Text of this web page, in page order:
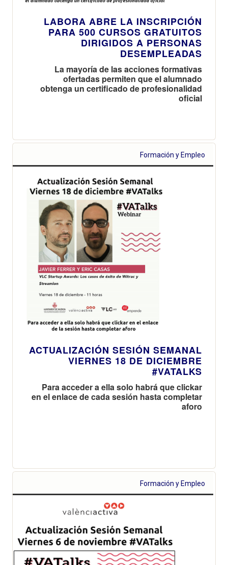
LABORA ABRE LA INSCRIPCIÓN
PARA 500 CURSOS GRATUITOS
DIRIGIDOS A PERSONAS
DESEMPLEADAS
La mayoría de las acciones formativas
ofertadas permiten que el alumnado
obtenga un certificado de profesionalidad
oficial
Formación y Empleo
ACTUALIZACIÓN SESIÓN SEMANAL
VIERNES 18 DE DICIEMBRE
#VATALKS
Para acceder a ella solo habrá que clickar
en el enlace de cada sesión hasta completar
aforo
Formación y Empleo